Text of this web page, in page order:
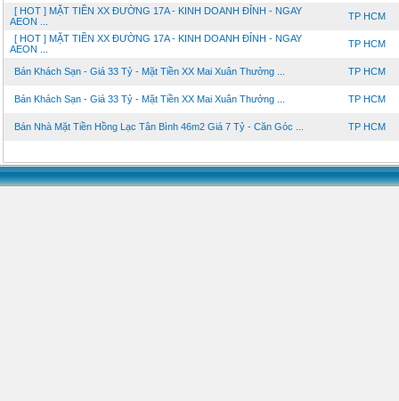
[ HOT ] MẶT TIỀN XX ĐƯỜNG 17A - KINH DOANH ĐỈNH - NGAY
AEON ...
TP HCM
[ HOT ] MẶT TIỀN XX ĐƯỜNG 17A - KINH DOANH ĐỈNH - NGAY
AEON ...
TP HCM
Bán Khách Sạn - Giá 33 Tỷ - Mặt Tiền XX Mai Xuân Thưởng ... TP HCM
Bán Khách Sạn - Giá 33 Tỷ - Mặt Tiền XX Mai Xuân Thưởng ... TP HCM
Bán Nhà Mặt Tiền Hồng Lạc Tân Bình 46m2 Giá 7 Tỷ - Căn Góc ... TP HCM